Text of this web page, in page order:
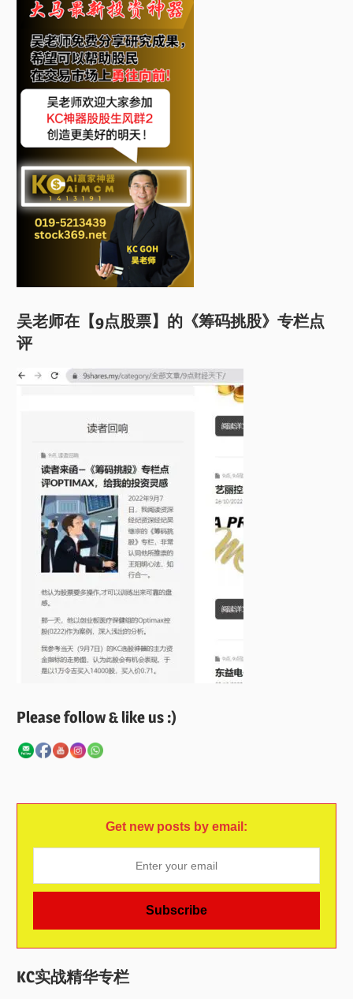
吴老师在【9点股票】的《筹码挑股》专栏点
评
Please follow & like us :)
Get new posts by email:
KC实战精华专栏